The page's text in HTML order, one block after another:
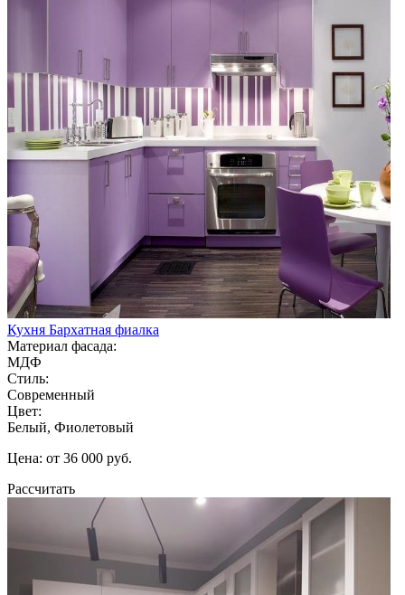
Кухня Бархатная фиалка
Материал фасада:
МДФ
Стиль:
Современный
Цвет:
Белый, Фиолетовый
Цена: от 36 000 руб.
Рассчитать